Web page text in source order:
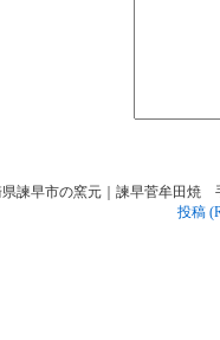
県諫早市の窯元｜諫早菅牟田焼
投稿